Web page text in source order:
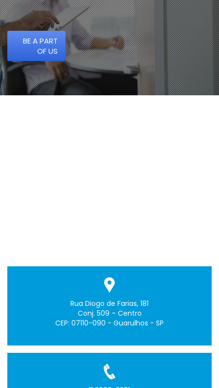
BE A PART
OF US
Rua Diogo de Farias, 181
Conj. 509 – Centro
CEP: 07110-090 - Guarulhos - SP